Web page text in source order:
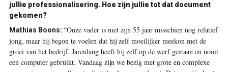
jullie professionalisering. Hoe zijn jullie tot dat document
gekomen?
Mathias Boons: “Onze vader is met zijn 55 jaar misschien nog relatief
jong, maar hij begon te voelen dat hij zelf moeilijker meekon met de
groei van het bedrijf. Jarenlang heeft hij zelf op de werf gestaan en nooit
een computer gebruikt. Vandaag zijn we bezig met grote en complexe